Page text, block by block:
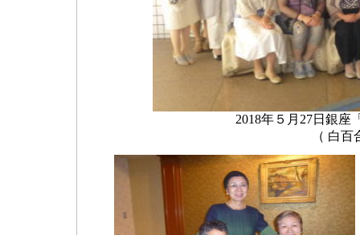
2018年５月27日銀座
（ 白